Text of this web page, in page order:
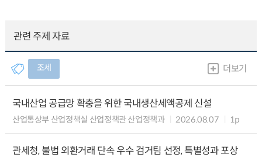
관련 주제 자료
조세 더보기
국내산업 공급망 확충을 위한 국내생산세액공제 신설
산업통상부 산업정책실 산업정책관 산업정책과 2026.08.07 1p
관세청, 불법 외환거래 단속 우수 검거팀 선정, 특별성과 포상